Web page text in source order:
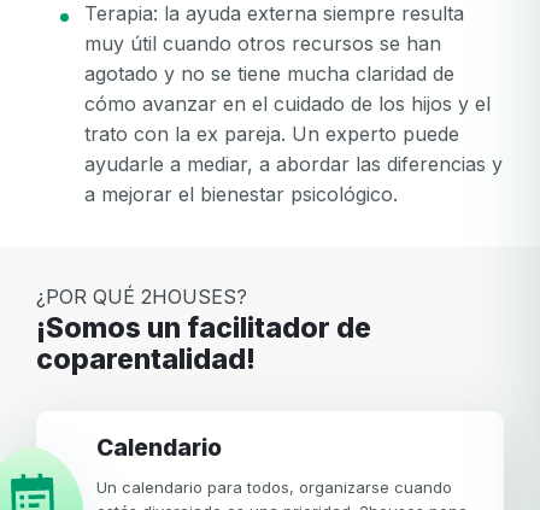
Terapia: la ayuda externa siempre resulta
muy útil cuando otros recursos se han
agotado y no se tiene mucha claridad de
cómo avanzar en el cuidado de los hijos y el
trato con la ex pareja. Un experto puede
ayudarle a mediar, a abordar las diferencias y
a mejorar el bienestar psicológico.
¿POR QUÉ 2HOUSES?
¡Somos un facilitador de
coparentalidad!
Calendario
Un calendario para todos, organizarse cuando